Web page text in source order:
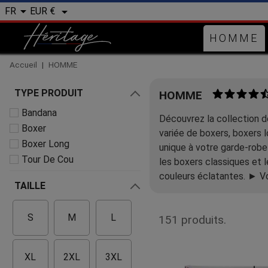
FR  EUR € 
HOMME
Accueil HOMME
TYPE PRODUIT
Bandana
Boxer
Boxer Long
Tour De Cou
TAILLE
S M L
XL 2XL 3XL
HOMME
Découvrez la collection
variée de boxers, boxers
unique à votre garde-
les boxers classiques et
couleurs éclatantes. ►
151 produits.